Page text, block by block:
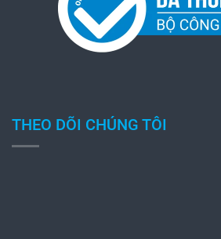
THEO DÕI CHÚNG TÔI